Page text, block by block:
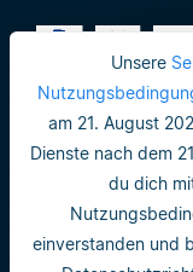
Unsere
am 21. August
Dienste nach dem
du dich
einverstanden und
Do